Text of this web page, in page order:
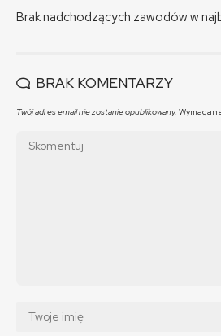
Brak nadchodzących zawodów w
BRAK KOMENTARZY
Twój adres email nie zostanie opublikowany.